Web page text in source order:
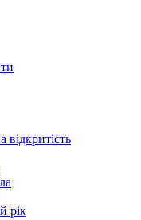
відкритість
рік